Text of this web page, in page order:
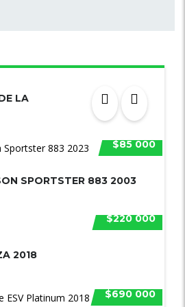
LA
$85 000
SPORTSTER 883 2003
$220 000
2018
$690 000